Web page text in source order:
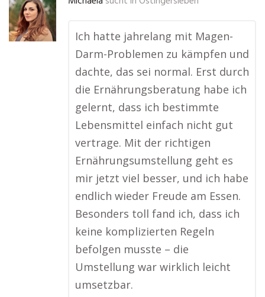
Ich hatte jahrelang mit Magen-
Darm-Problemen zu kämpfen und
dachte, das sei normal. Erst durch
die Ernährungsberatung habe ich
gelernt, dass ich bestimmte
Lebensmittel einfach nicht gut
vertrage. Mit der richtigen
Ernährungsumstellung geht es
mir jetzt viel besser, und ich habe
endlich wieder Freude am Essen.
Besonders toll fand ich, dass ich
keine komplizierten Regeln
befolgen musste – die
Umstellung war wirklich leicht
umsetzbar.